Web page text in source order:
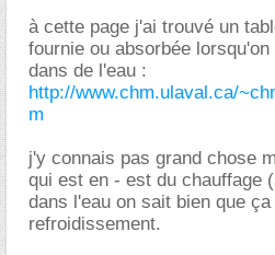
à cette page j'ai trouvé un
fournie ou absorbée
dans de l'eau :
http://www.chm.ulaval.ca/
m
j'y connais pas grand chose
qui est en - est du chauffage
dans l'eau on sait bien que
refroidissement.